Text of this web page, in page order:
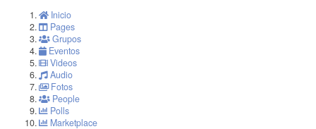
Inicio
Pages
Grupos
Eventos
Videos
Audio
Fotos
People
Polls
Marketplace